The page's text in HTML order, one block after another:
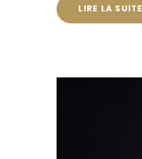
LIRE LA SUITE